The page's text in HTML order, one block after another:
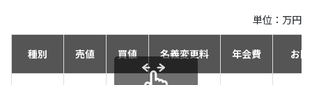
単位：万円
種別 売値 買値 名義変更料 年会費 お